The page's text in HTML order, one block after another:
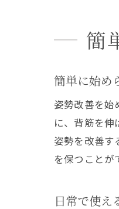
簡
簡単に始め
姿勢改善を始
に、背筋を伸
姿勢を改善す
を保つことが
日常で使え